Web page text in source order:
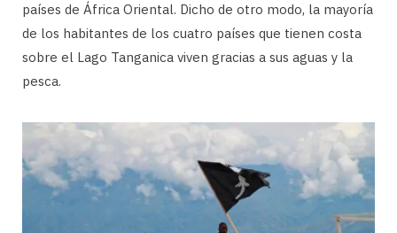
países de África Oriental. Dicho de otro modo, la mayoría
de los habitantes de los cuatro países que tienen costa
sobre el Lago Tanganica viven gracias a sus aguas y la
pesca.